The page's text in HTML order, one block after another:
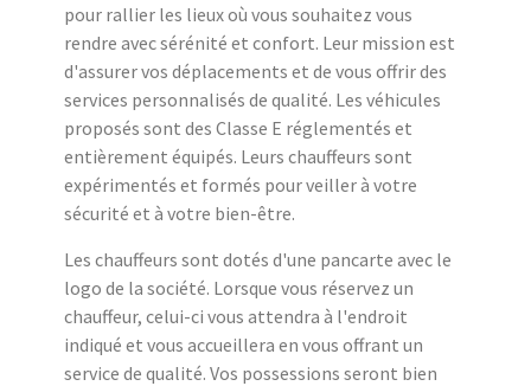
pour rallier les lieux où vous souhaitez vous
rendre avec sérénité et confort. Leur mission est
d'assurer vos déplacements et de vous offrir des
services personnalisés de qualité. Les véhicules
proposés sont des Classe E réglementés et
entièrement équipés. Leurs chauffeurs sont
expérimentés et formés pour veiller à votre
sécurité et à votre bien-être.
Les chauffeurs sont dotés d'une pancarte avec le
logo de la société. Lorsque vous réservez un
chauffeur, celui-ci vous attendra à l'endroit
indiqué et vous accueillera en vous offrant un
service de qualité. Vos possessions seront bien